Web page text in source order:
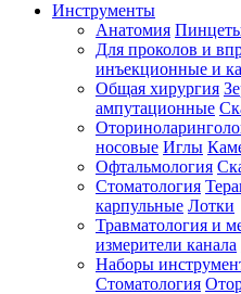
Инструменты
Анатомия
Для проколов и
инъекционные и
Общая хирургия
ампутационные
носовые Иглы
Офтальмология
Стоматология
карпульные Лотки
Травматология и
измерители канала
Наборы
Стоматология